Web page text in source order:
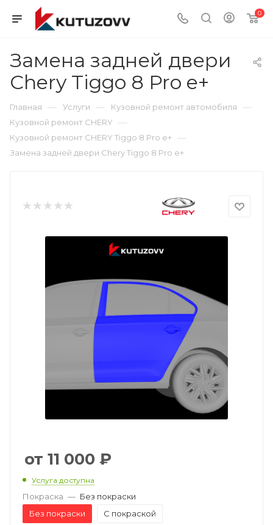
0
Замена задней двери
Chery Tiggo 8 Pro e+
Главная — Услуги — Кузовной ремонт автомобиля —
Кузовной ремонт CHERY —
Кузовной ремонт CHERY Tiggo 8 Pro e+ —
Замена задней двери Chery Tiggo 8 Pro e+
11 000 ₽
Услуга доступна
Покраска — Без покраски
Без покраски
С покраской